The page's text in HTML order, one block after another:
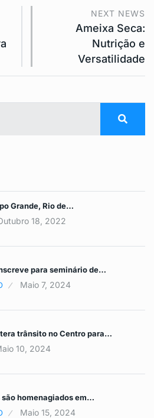
NEXT NEWS
Ameixa Seca:
Nutrição e
Versatilidade
Grande, Rio de…
18, 2022
para seminário de…
Maio 7, 2024
trânsito no Centro para…
10, 2024
são homenagiados em…
Maio 15, 2024